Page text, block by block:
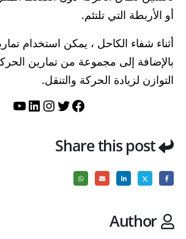
أو الأربطة التي تلتئم.
أثناء شفاء الكاحل ، يمكن استخدام
بالإضافة إلى مجموعة من تمارين
التوازن لزيادة الحركة والتنقل.
فيسبوك
تويترإنستجرام
لينكد إن
Share this post
Author